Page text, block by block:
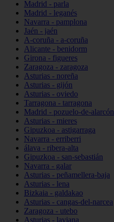
Madrid - parla
Madrid - leganés
Navarra - pamplona
Jaén - jaén
A-coruña - a-coruña
Alicante - benidorm
Girona - figueres
Zaragoza - zaragoza
Asturias - noreña
Asturias - gijón
Asturias - oviedo
Tarragona - tarragona
Madrid - pozuelo-de-alarcón
Asturias - mieres
Gipuzkoa - astigarraga
Navarra - erriberri
álava - ribera-alta
Gipuzkoa - san-sebastián
Navarra - galar
Asturias - peñamellera-baja
Asturias - lena
Bizkaia - galdakao
Asturias - cangas-del-narcea
Zaragoza - utebo
Asturias - laviana